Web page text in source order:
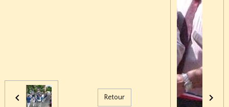
Retour